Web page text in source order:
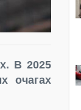
В 2025
очагах